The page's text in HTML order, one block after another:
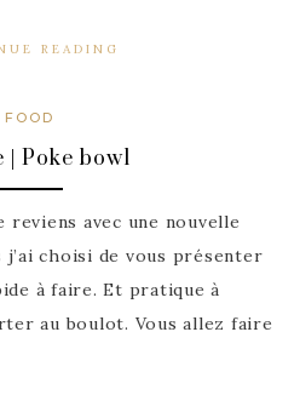
READING
FOOD
| Poke bowl
avec une nouvelle
choisi de vous présenter
à faire. Et pratique à
au boulot. Vous allez faire